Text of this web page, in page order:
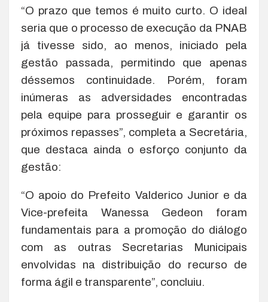
“O prazo que temos é muito curto. O ideal
seria que o processo de execução da PNAB
já tivesse sido, ao menos, iniciado pela
gestão passada, permitindo que apenas
déssemos continuidade. Porém, foram
inúmeras as adversidades encontradas
pela equipe para prosseguir e garantir os
próximos repasses”, completa a Secretária,
que destaca ainda o esforço conjunto da
gestão:
“O apoio do Prefeito Valderico Junior e da
Vice-prefeita Wanessa Gedeon foram
fundamentais para a promoção do diálogo
com as outras Secretarias Municipais
envolvidas na distribuição do recurso de
forma ágil e transparente”, concluiu.